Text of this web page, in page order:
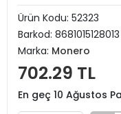
Ürün Kodu: 52323
Barkod: 8681015128013
Marka: Monero
702.29 TL
En geç 10 Ağustos